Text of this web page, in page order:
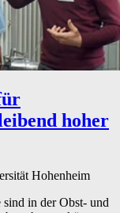
hoher
Hohenheim
in der Obst- und